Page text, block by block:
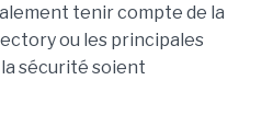
tenir compte de la
ou les principales
sécurité soient